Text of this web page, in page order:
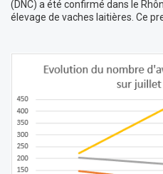
(DNC) a été confirmé dans le
élevage de vaches laitières. Ce